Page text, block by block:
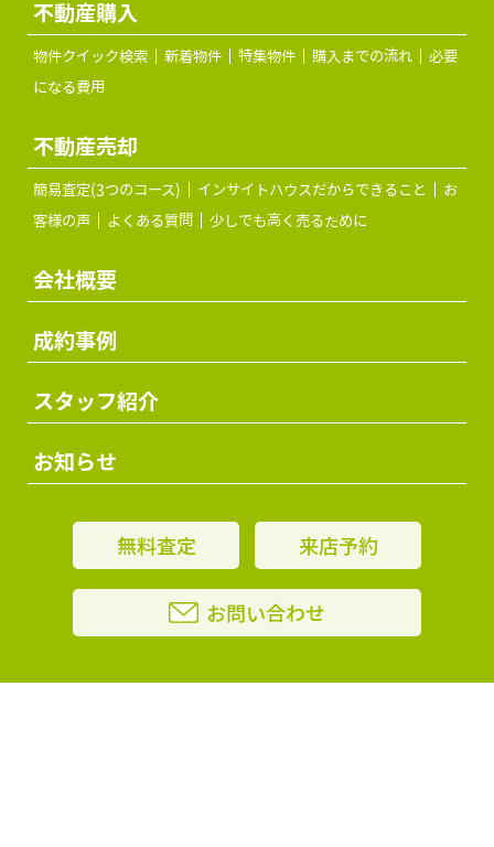
不動産購入
物件クイック検索 新着物件 特集物件 購入までの流れ
必要
になる費用
不動産売却
簡易査定(3つのコース) インサイトハウスだからできること
お
客様の声
よくある質問 少しでも高く売るために
会社概要
成約事例
スタッフ紹介
お知らせ
無料査定 来店予約
お問い合わせ